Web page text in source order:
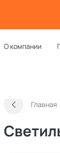
О компании
Главная